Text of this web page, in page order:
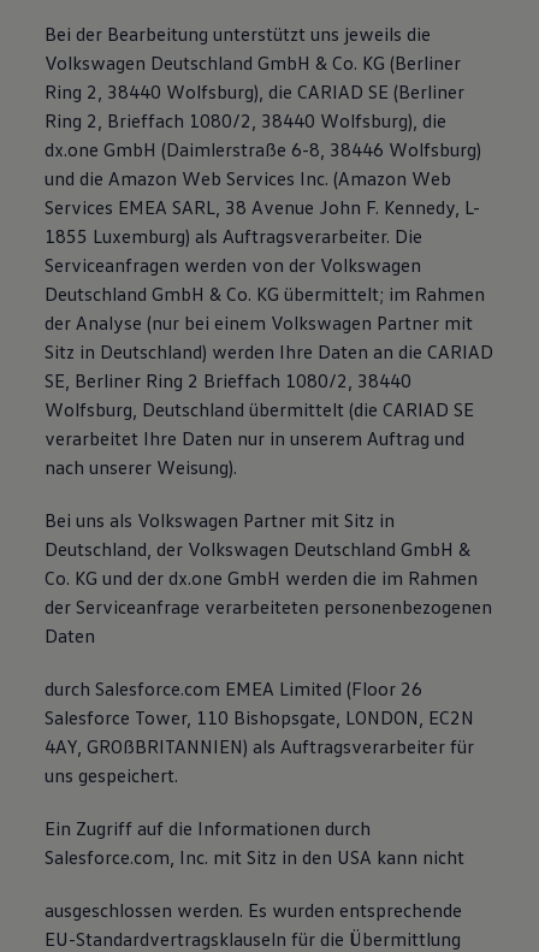
Bei der Bearbeitung unterstützt uns jeweils die
Volkswagen Deutschland GmbH & Co. KG (Berliner
Ring 2, 38440 Wolfsburg), die CARIAD SE (Berliner
Ring 2, Brieffach 1080/2, 38440 Wolfsburg), die
dx.one GmbH (Daimlerstraße 6-8, 38446 Wolfsburg)
und die Amazon Web Services Inc. (Amazon Web
Services EMEA SARL, 38 Avenue John F. Kennedy, L-
1855 Luxemburg) als Auftragsverarbeiter. Die
Serviceanfragen werden von der Volkswagen
Deutschland GmbH & Co. KG übermittelt; im Rahmen
der Analyse (nur bei einem Volkswagen Partner mit
Sitz in Deutschland) werden Ihre Daten an die CARIAD
SE, Berliner Ring 2 Brieffach 1080/2, 38440
Wolfsburg, Deutschland übermittelt (die CARIAD SE
verarbeitet Ihre Daten nur in unserem Auftrag und
nach unserer Weisung).
Bei uns als Volkswagen Partner mit Sitz in
Deutschland, der Volkswagen Deutschland GmbH &
Co. KG und der dx.one GmbH werden die im Rahmen
der Serviceanfrage verarbeiteten personenbezogenen
Daten
durch Salesforce.com EMEA Limited (Floor 26
Salesforce Tower, 110 Bishopsgate, LONDON, EC2N
4AY, GROßBRITANNIEN) als Auftragsverarbeiter für
uns gespeichert.
Ein Zugriff auf die Informationen durch
Salesforce.com, Inc. mit Sitz in den USA kann nicht
ausgeschlossen werden. Es wurden entsprechende
EU-Standardvertragsklauseln für die Übermittlung